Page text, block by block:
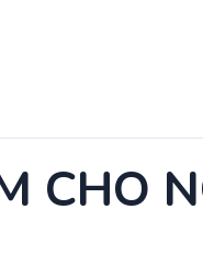
đến thai nhi không
CHO